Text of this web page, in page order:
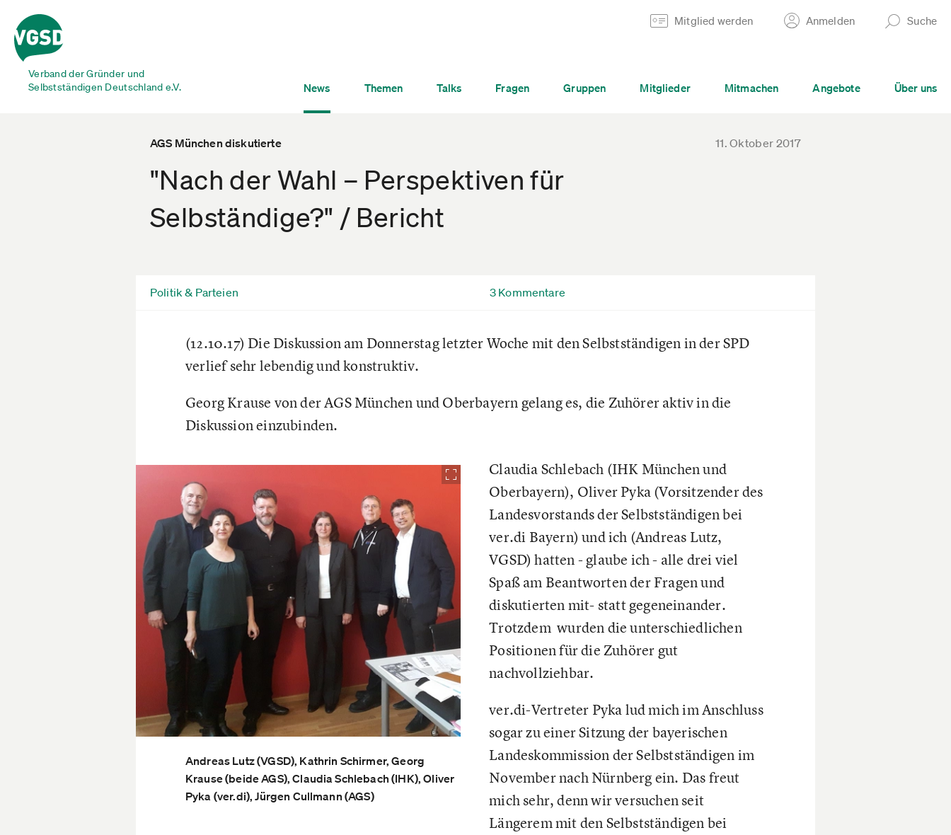
Verband der Gründer und
Selbstständigen Deutschland e.V.
Mitglied werden Anmelden Suche
News Themen Talks Fragen Gruppen Mitglieder Mitmachen Angebote Über uns
AGS München diskutierte
"Nach der Wahl – Perspektiven für
Selbständige?" / Bericht
11. Oktober 2017
Politik & Parteien 3 Kommentare
(12.10.17) Die Diskussion am Donnerstag letzter Woche mit den Selbstständigen in der SPD
verlief sehr lebendig und konstruktiv.
Georg Krause von der AGS München und Oberbayern gelang es, die Zuhörer aktiv in die
Diskussion einzubinden.
Andreas Lutz (VGSD), Kathrin Schirmer, Georg
Krause (beide AGS), Claudia Schlebach (IHK), Oliver
Pyka (ver.di), Jürgen Cullmann (AGS)
Claudia Schlebach (IHK München und
Oberbayern), Oliver Pyka (Vorsitzender des
Landesvorstands der Selbstständigen bei
ver.di Bayern) und ich (Andreas Lutz,
VGSD) hatten - glaube ich - alle drei viel
Spaß am Beantworten der Fragen und
diskutierten mit- statt gegeneinander.
Trotzdem wurden die unterschiedlichen
Positionen für die Zuhörer gut
nachvollziehbar.
ver.di-Vertreter Pyka lud mich im Anschluss
sogar zu einer Sitzung der bayerischen
Landeskommission der Selbstständigen im
November nach Nürnberg ein. Das freut
mich sehr, denn wir versuchen seit
Längerem mit den Selbstständigen bei